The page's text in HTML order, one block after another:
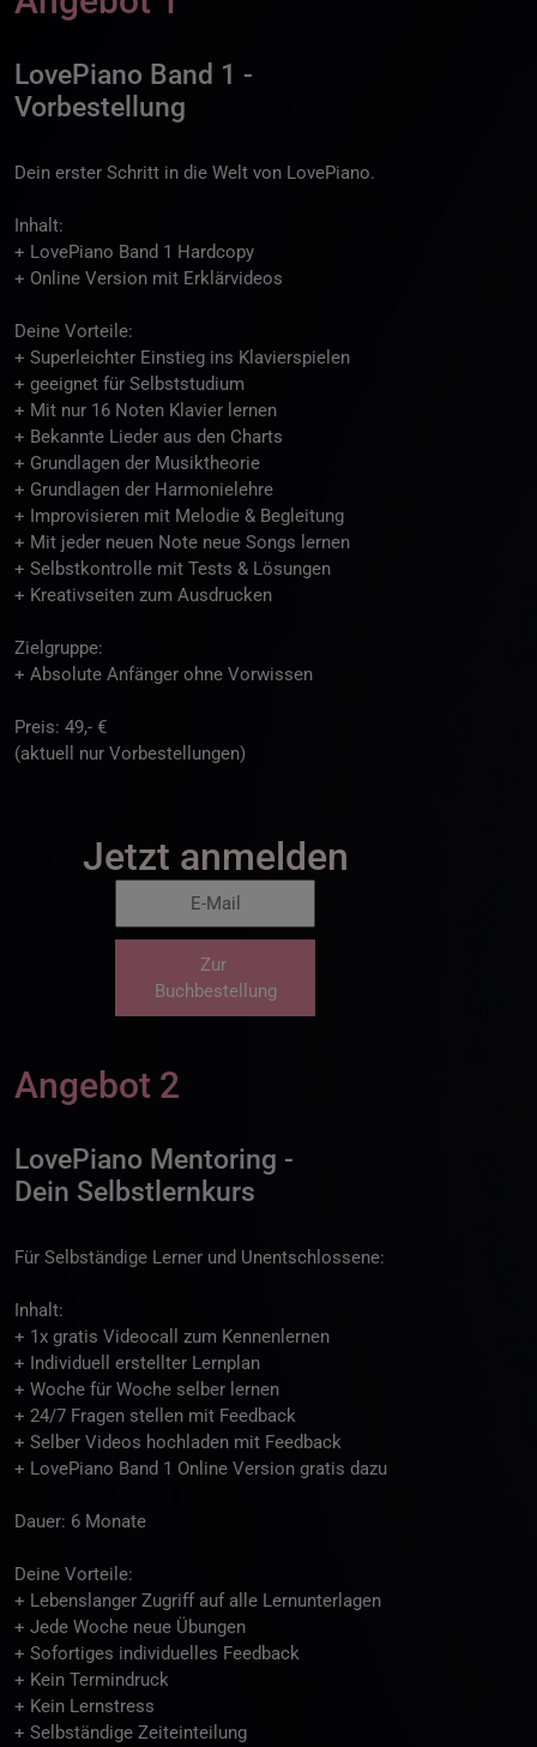
LovePiano Band 1 -
Vorbestellung
Dein erster Schritt in die Welt von LovePiano.
Inhalt:
+ LovePiano Band 1 Hardcopy
+ Online Version mit Erklärvideos
Deine Vorteile:
+ Superleichter Einstieg ins Klavierspielen
+ geeignet für Selbststudium
+ Mit nur 16 Noten Klavier lernen
+ Bekannte Lieder aus den Charts
+ Grundlagen der Musiktheorie
+ Grundlagen der Harmonielehre
+ Improvisieren mit Melodie & Begleitung
+ Mit jeder neuen Note neue Songs lernen
+ Selbstkontrolle mit Tests & Lösungen
+ Kreativseiten zum Ausdrucken
Zielgruppe:
+ Absolute Anfänger ohne Vorwissen
Preis: 49,- €
(aktuell nur Vorbestellungen)
Jetzt anmelden
Zur
Buchbestellung
Angebot 2
LovePiano Mentoring -
Dein Selbstlernkurs
Für Selbständige Lerner und Unentschlossene:
Inhalt:
+ 1x gratis Videocall zum Kennenlernen
+ Individuell erstellter Lernplan
+ Woche für Woche selber lernen
+ 24/7 Fragen stellen mit Feedback
+ Selber Videos hochladen mit Feedback
+ LovePiano Band 1 Online Version gratis dazu
Dauer: 6 Monate
Deine Vorteile:
+ Lebenslanger Zugriff auf alle Lernunterlagen
+ Jede Woche neue Übungen
+ Sofortiges individuelles Feedback
+ Kein Termindruck
+ Kein Lernstress
+ Selbständige Zeiteinteilung